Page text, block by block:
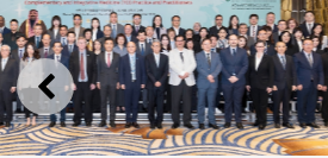
上一則